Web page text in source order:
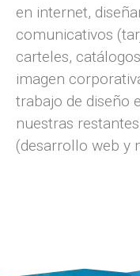
en internet,
comunicativos
carteles,
imagen
trabajo de diseño
nuestras
(desarrollo web y